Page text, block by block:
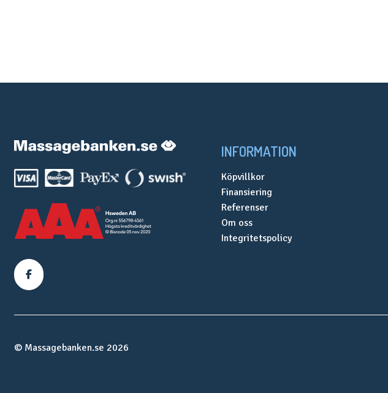
INFORMATION
Köpvillkor
Finansiering
Referenser
Om oss
Integritetspolicy
© Massagebanken.se 2026